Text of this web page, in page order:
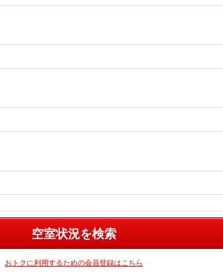
空室状況を検索
おトクに利用するための会員登録はこちら